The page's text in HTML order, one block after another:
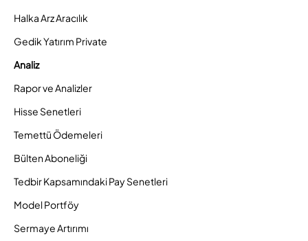
Halka Arz Aracılık
Gedik Yatırım Private
Analiz
Rapor ve Analizler
Hisse Senetleri
Temettü Ödemeleri
Bülten Aboneliği
Tedbir Kapsamındaki Pay Senetleri
Model Portföy
Sermaye Artırımı